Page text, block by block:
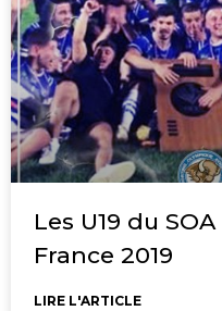
Les U19 du
France 2019
LIRE L'ARTICLE